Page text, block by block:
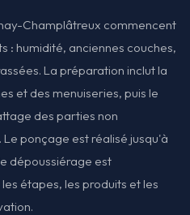
Champlâtreux commencent
: humidité, anciennes couches,
La préparation inclut la
et des menuiseries, puis le
des parties non
ponçage est réalisé jusqu'à
dépoussiérage est
étapes, les produits et les